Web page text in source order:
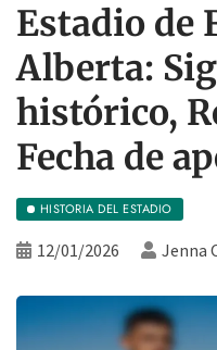
Estadio de
Alberta:
histórico,
Fecha de
HISTORIA DEL ESTADIO
12/01/2026 Jenna